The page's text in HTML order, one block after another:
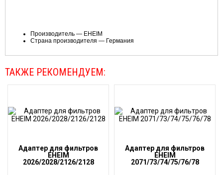
Производитель — EHEIM
Страна производителя — Германия
ТАКЖЕ РЕКОМЕНДУЕМ:
Адаптер для фильтров
EHEIM
2026/2028/2126/2128
Адаптер для фильтров
EHEIM
2071/73/74/75/76/78